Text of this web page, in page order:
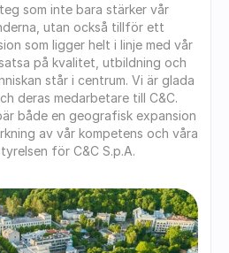
som inte bara stärker vår
utan också tillför ett
som ligger helt i linje med vår
på kvalitet, utbildning och
står i centrum. Vi är glada
deras medarbetare till C&C.
både en geografisk expansion
av vår kompetens och våra
för C&C S.p.A.